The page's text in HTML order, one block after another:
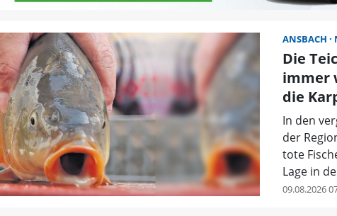
ANSBACH
Die
immer
die
In den
der
tote
Lage in
09.08.2026